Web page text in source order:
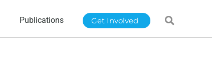
Publications Get Involved